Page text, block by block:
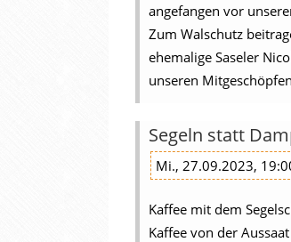
angefangen vor
Zum Walschutz
ehemalige Saseler
unseren
Segeln statt
Mi., 27.09.2023,
Kaffee mit dem
Kaffee von der